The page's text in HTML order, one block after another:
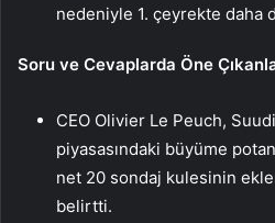
nedeniyle 1. çeyrekte daha
Soru ve Cevaplarda Öne
CEO Olivier Le Peuch,
piyasasındaki büyüme
net 20 sondaj kulesinin
belirtti.